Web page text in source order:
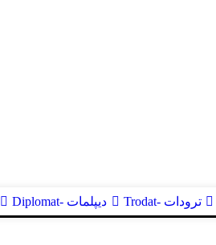
ترودات -Trodat دیپلمات -Diplomat